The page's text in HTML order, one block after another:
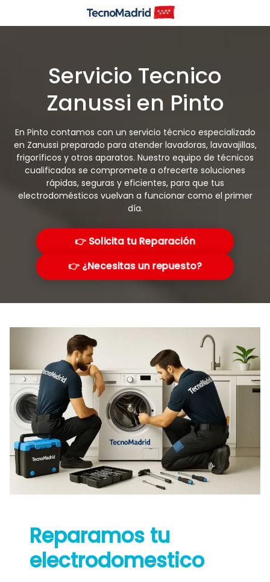
Servicio Tecnico
Zanussi en Pinto
En Pinto contamos con un servicio técnico especializado
en Zanussi preparado para atender lavadoras, lavavajillas,
frigoríficos y otros aparatos. Nuestro equipo de técnicos
cualificados se compromete a ofrecerte soluciones
rápidas, seguras y eficientes, para que tus
electrodomésticos vuelvan a funcionar como el primer
día.
👉 Solicita tu Reparación
👉 ¿Necesitas un repuesto?
Reparamos tu
electrodomestico